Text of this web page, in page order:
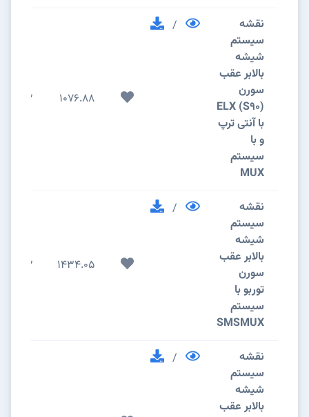
نقشه
سیستم
شیشه
بالابر عقب
سورن
(S90) ELX
با آنتی ترپ
و با
سیستم
MUX
/
1076.88
2
نقشه
سیستم
شیشه
بالابر عقب
سورن
توربو با
سیستم
SMSMUX
/
1434.05
2
نقشه
سیستم
شیشه
بالابر عقب
/